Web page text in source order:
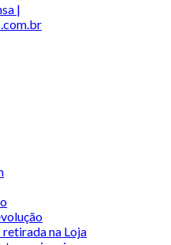
|
retirada na Loja